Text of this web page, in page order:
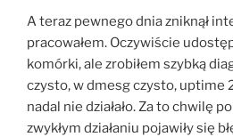
A teraz pewnego dnia zniknął
pracowałem. Oczywiście
komórki, ale zrobiłem szybką
czysto, w dmesg czysto, uptime
nadal nie działało. Za to chwilę
zwykłym działaniu pojawiły się